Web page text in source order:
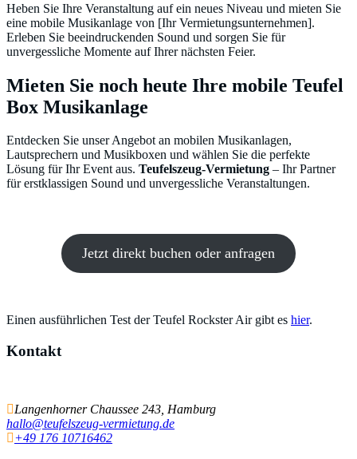
Heben Sie Ihre Veranstaltung auf ein neues Niveau und mieten Sie
eine mobile Musikanlage von [Ihr Vermietungsunternehmen].
Erleben Sie beeindruckenden Sound und sorgen Sie für
unvergessliche Momente auf Ihrer nächsten Feier.
Mieten Sie noch heute Ihre mobile Teufel
Box Musikanlage
Entdecken Sie unser Angebot an mobilen Musikanlagen,
Lautsprechern und Musikboxen und wählen Sie die perfekte
Lösung für Ihr Event aus. Teufelszeug-Vermietung – Ihr Partner
für erstklassigen Sound und unvergessliche Veranstaltungen.
Jetzt direkt buchen oder anfragen
Einen ausführlichen Test der Teufel Rockster Air gibt es hier.
Kontakt
Langenhorner Chaussee 243, Hamburg
hallo@teufelszeug-vermietung.de
+49 176 10716462